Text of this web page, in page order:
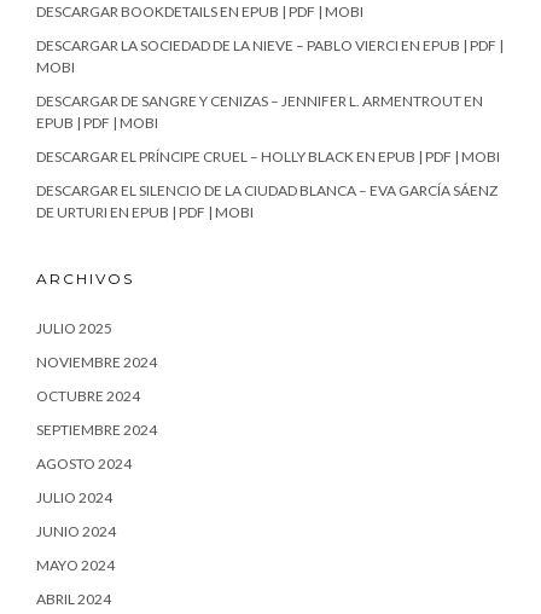
DESCARGAR BOOKDETAILS EN EPUB | PDF | MOBI
DESCARGAR LA SOCIEDAD DE LA NIEVE – PABLO VIERCI EN EPUB | PDF |
MOBI
DESCARGAR DE SANGRE Y CENIZAS – JENNIFER L. ARMENTROUT EN
EPUB | PDF | MOBI
DESCARGAR EL PRÍNCIPE CRUEL – HOLLY BLACK EN EPUB | PDF | MOBI
DESCARGAR EL SILENCIO DE LA CIUDAD BLANCA – EVA GARCÍA SÁENZ
DE URTURI EN EPUB | PDF | MOBI
ARCHIVOS
JULIO 2025
NOVIEMBRE 2024
OCTUBRE 2024
SEPTIEMBRE 2024
AGOSTO 2024
JULIO 2024
JUNIO 2024
MAYO 2024
ABRIL 2024